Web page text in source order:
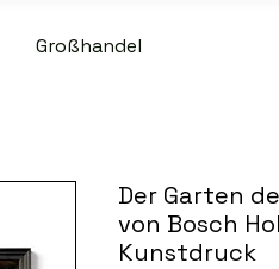
Großhandel
Der Garten
von Bosch
Kunstdruck